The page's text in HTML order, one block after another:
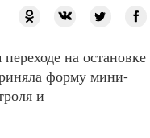
на остановке
форму мини-
и